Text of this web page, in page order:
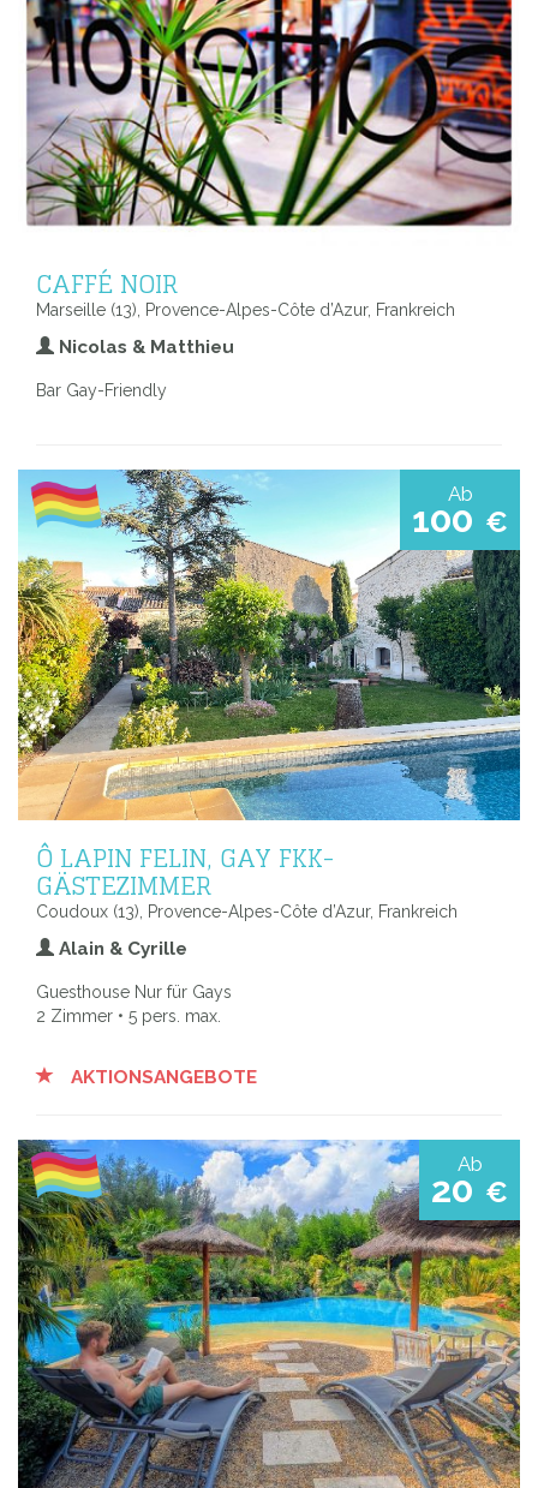
CAFFÉ NOIR
Marseille (13), Provence-Alpes-Côte d’Azur, Frankreich
Nicolas & Matthieu
Bar Gay-Friendly
Ab
100 €
Ô LAPIN FELIN, GAY FKK-
GÄSTEZIMMER
Coudoux (13), Provence-Alpes-Côte d’Azur, Frankreich
Alain & Cyrille
Guesthouse Nur für Gays
2 Zimmer • 5 pers. max.
AKTIONSANGEBOTE
Ab
20 €